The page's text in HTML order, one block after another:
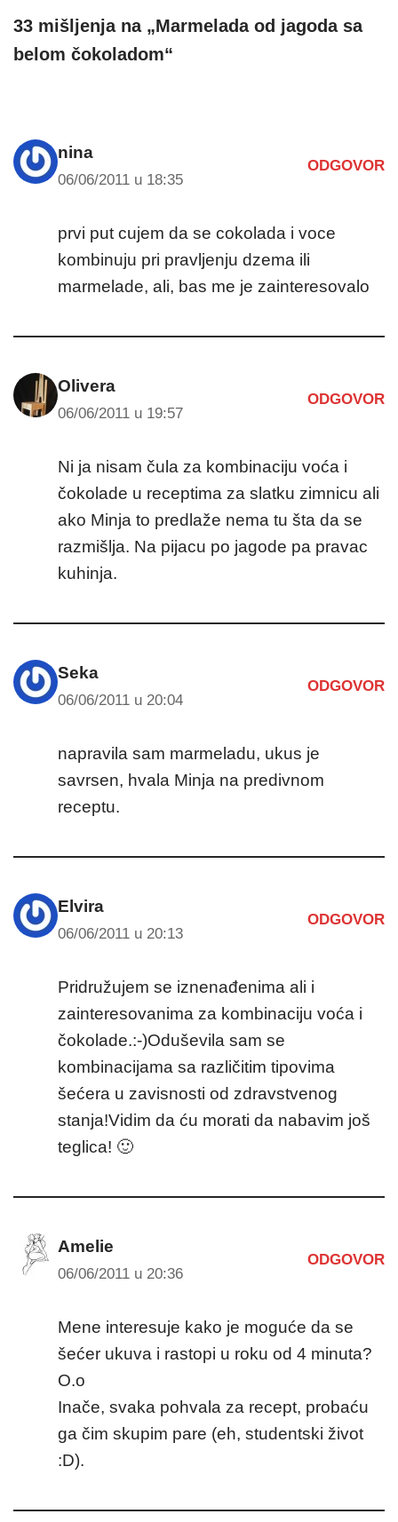
33 mišljenja na „Marmelada od jagoda sa
belom čokoladom“
nina
06/06/2011 u 18:35
ODGOVOR
prvi put cujem da se cokolada i voce
kombinuju pri pravljenju dzema ili
marmelade, ali, bas me je zainteresovalo
Olivera
06/06/2011 u 19:57
ODGOVOR
Ni ja nisam čula za kombinaciju voća i
čokolade u receptima za slatku zimnicu ali
ako Minja to predlaže nema tu šta da se
razmišlja. Na pijacu po jagode pa pravac
kuhinja.
Seka
06/06/2011 u 20:04
ODGOVOR
napravila sam marmeladu, ukus je
savrsen, hvala Minja na predivnom
receptu.
Elvira
06/06/2011 u 20:13
ODGOVOR
Pridružujem se iznenađenima ali i
zainteresovanima za kombinaciju voća i
čokolade.:-)Oduševila sam se
kombinacijama sa različitim tipovima
šećera u zavisnosti od zdravstvenog
stanja!Vidim da ću morati da nabavim još
teglica! 🙂
Amelie
06/06/2011 u 20:36
ODGOVOR
Mene interesuje kako je moguće da se
šećer ukuva i rastopi u roku od 4 minuta?
O.o
Inače, svaka pohvala za recept, probaću
ga čim skupim pare (eh, studentski život
:D).